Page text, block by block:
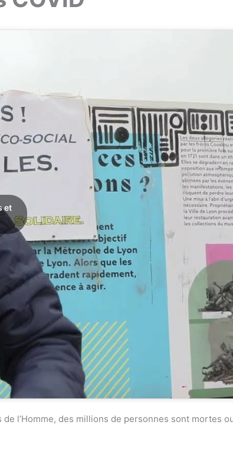
et
l’Homme, des millions de personnes sont mortes